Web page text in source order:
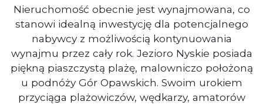
Nieruchomość obecnie jest wynajmowana, co
stanowi idealną inwestycję dla potencjalnego
nabywcy z możliwością kontynuowania
wynajmu przez cały rok. Jezioro Nyskie posiada
piękną piaszczystą plażę, malowniczo położoną
u podnóży Gór Opawskich. Swoim urokiem
przyciąga plażowiczów, wędkarzy, amatorów